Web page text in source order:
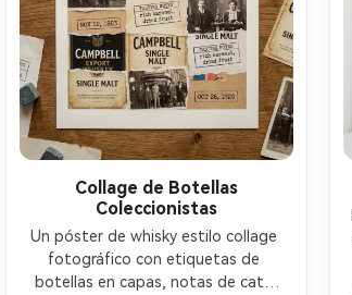
Collage de Botellas
Coleccionistas
Un póster de whisky estilo collage
fotográfico con etiquetas de
botellas en capas, notas de cata